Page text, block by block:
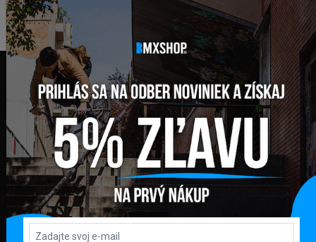
FAKTURAČNÁ ADRESA
GLOBAL DIAMONDS s. r. o.
Námestie sv. Martina 708/30
082 71 Lipany
Slovensko
+421 948 374 905
info@bmxshop.sk